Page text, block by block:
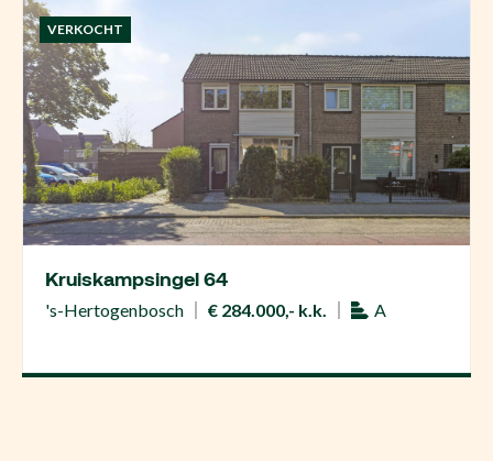
VERKOCHT
Kruiskampsingel 64
's-Hertogenbosch € 284.000,- k.k. A